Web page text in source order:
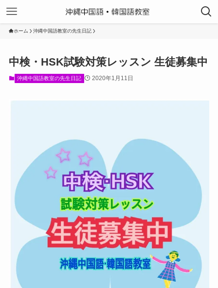
ホーム 沖縄中国語教室の先生日記
中検・HSK試験対策レッスン 生徒募集中
沖縄中国語教室の先生日記 2020年1月11日